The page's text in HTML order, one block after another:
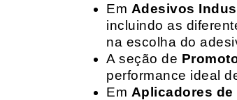
Em Adesivos
incluindo as
na escolha do
A seção de
performance ideal
Em Aplicadores de